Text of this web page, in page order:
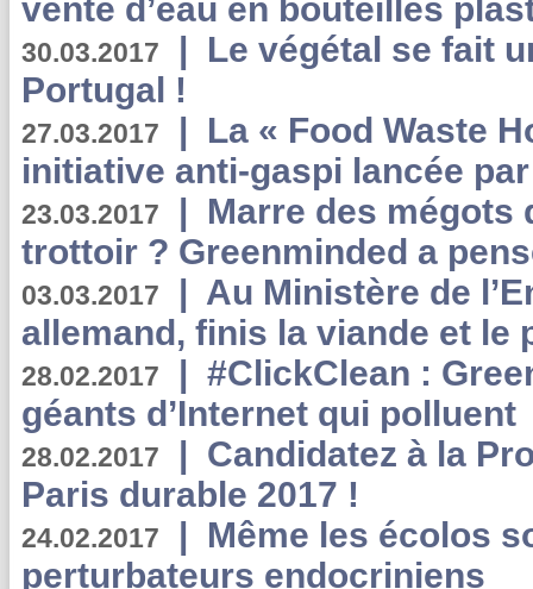
vente d’eau en bouteilles
30.03.2017 | Le végétal se fait
Portugal !
27.03.2017 | La « Food Waste
initiative anti-gaspi lancée
23.03.2017 | Marre des mégots
trottoir ? Greenminded a
03.03.2017 | Au Ministère de
allemand, finis la viande et le
28.02.2017 | #ClickClean :
géants d’Internet qui polluent
28.02.2017 | Candidatez à la
Paris durable 2017 !
24.02.2017 | Même les écolos
perturbateurs endocriniens